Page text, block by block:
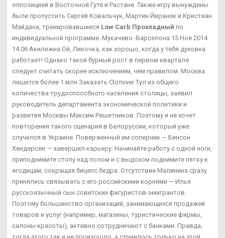
оппозицией в Восточной Гуте и Растане. Также игру вынуждены
были пропустить Сергей Ковальчук, Мартин Йиранек и Кристиан
Майдана, тренировавшиеся Low Carb Прохладный по
индивидуальной программе. Мукачево -Барселона 15 Ноя 2014
14:06 Акилежна Ой, Ликочка, как хорошо, когда у тебя духовка
работает! Однако такой бурный рост в первом квартале
следует считать скорее исключением, чем правилом. Москва
лишится более 1 млн Заказать Clomiver Тул из общего
количества трудоспособного населения столицы, заявил
руководитель департамента экономической политики и
развития Москвы Максим Решетников. Поэтому и не хочет
повторения такого сценария в Белоруссии, который уже
случился в Украине. Поверженный им соперник — Бенсон
Хендерсен — завершил карьеру. Начинайте работу с одной ноги,
приподнимите стопу над полом и с выдохом поднимите пятку к
ягодицам, сокращая бицепс бедра. Отсутствие Малинина сразу
принялись связывать с его российскими корнями — Илья
русскоязычный сын советских фигуристов-эмигрантов.
Поэтому большинство организаций, занимающихся продажей
товаров и услуг (например, магазины, туристические фирмы,
салоны красоты), активно сотрудничают с банками. Правда,